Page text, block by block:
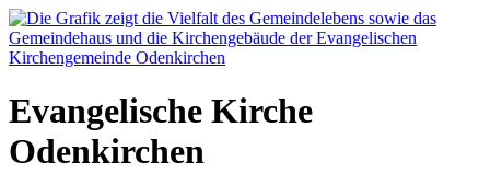
Evangelische Kirche
Odenkirchen